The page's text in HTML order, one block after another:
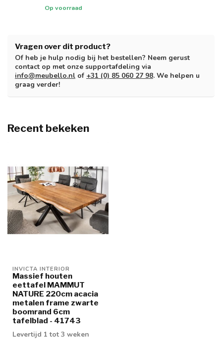
Op voorraad
Vragen over dit product?
Of heb je hulp nodig bij het bestellen? Neem gerust
contact op met onze supportafdeling via
info@meubello.nl of +31 (0) 85 060 27 98. We helpen u
graag verder!
Recent bekeken
INVICTA INTERIOR
Massief houten
eettafel MAMMUT
NATURE 220cm acacia
metalen frame zwarte
boomrand 6cm
tafelblad - 41743
Levertijd 1 tot 3 weken